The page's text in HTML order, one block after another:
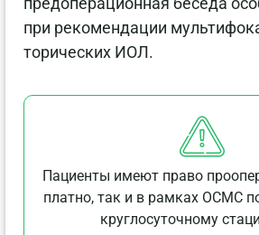
при рекомендации
торических ИОЛ.
Пациенты имеют право
платно, так и в рамках ОСМС
круглосуточному